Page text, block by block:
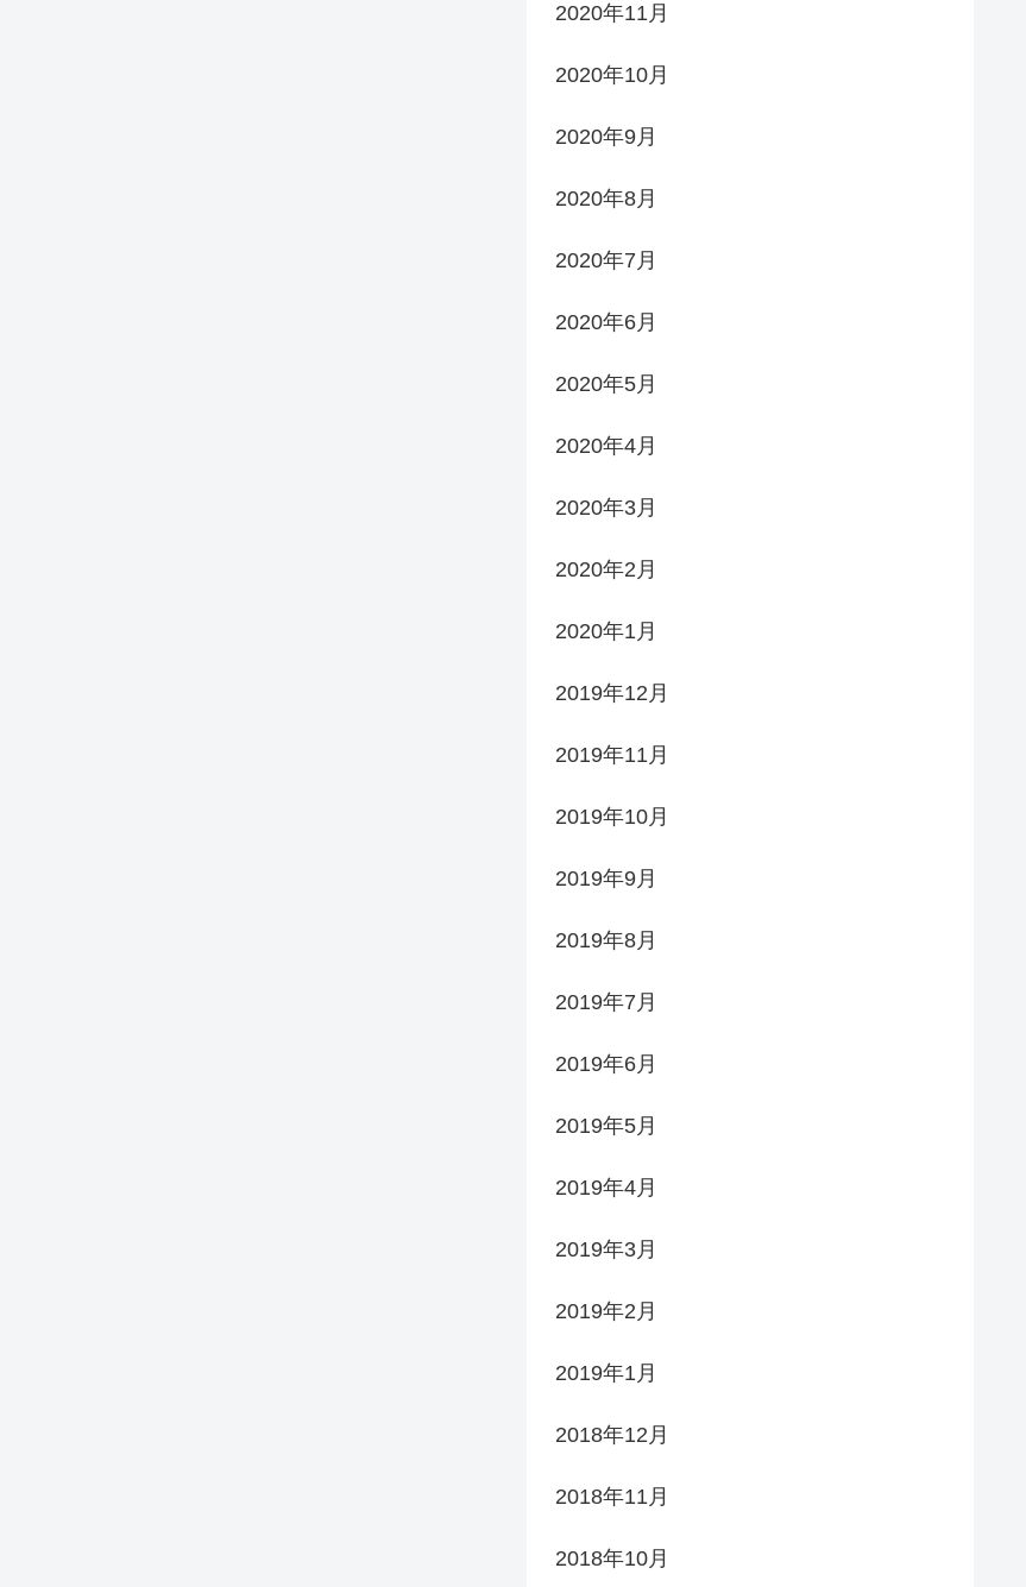
2020年11月
2020年10月
2020年9月
2020年8月
2020年7月
2020年6月
2020年5月
2020年4月
2020年3月
2020年2月
2020年1月
2019年12月
2019年11月
2019年10月
2019年9月
2019年8月
2019年7月
2019年6月
2019年5月
2019年4月
2019年3月
2019年2月
2019年1月
2018年12月
2018年11月
2018年10月